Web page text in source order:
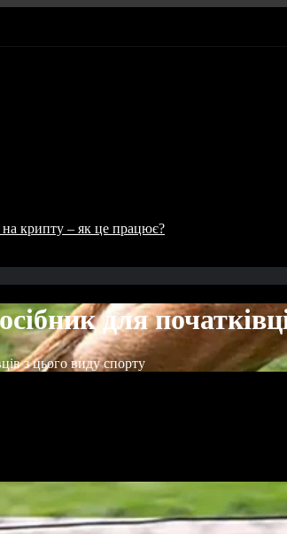
крипту – як це працює?
для
з цього виду спорту